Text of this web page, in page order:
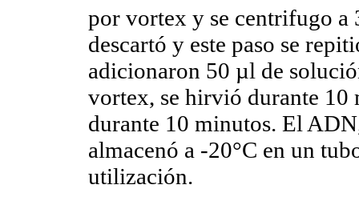
por vortex y se centrifugo a
descartó y este paso se
adicionaron 50 µl de
vortex, se hirvió durante
durante 10 minutos. El
almacenó a -20°C en un
utilización.